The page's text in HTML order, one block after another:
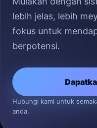
lebih jelas, lebih
fokus untuk
berpotensi.
Hubungi kami untuk
anda.